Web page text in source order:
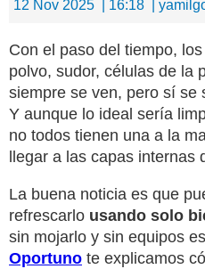
12 Nov 2025 16:18
Con el paso del tiempo,
polvo, sudor, células de la
siempre se ven, pero sí se
Y aunque lo ideal sería
no todos tienen una a la
llegar a las capas internas
La buena noticia es que
refrescarlo usando solo
sin mojarlo y sin equipos
Oportuno te explicamos